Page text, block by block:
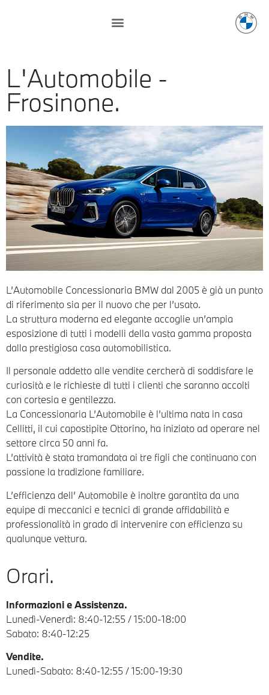
L'Automobile -
Frosinone.
L’Automobile Concessionaria BMW dal 2005 è già un punto
di riferimento sia per il nuovo che per l’usato.
La struttura moderna ed elegante accoglie un’ampia
esposizione di tutti i modelli della vasta gamma proposta
dalla prestigiosa casa automobilistica.
Il personale addetto alle vendite cercherà di soddisfare le
curiosità e le richieste di tutti i clienti che saranno accolti
con cortesia e gentilezza.
La Concessionaria L’Automobile è l’ultima nata in casa
Cellitti, il cui capostipite Ottorino, ha iniziato ad operare nel
settore circa 50 anni fa.
L’attività è stata tramandata ai tre figli che continuano con
passione la tradizione familiare.
L’efficienza dell’ Automobile è inoltre garantita da una
equipe di meccanici e tecnici di grande affidabilità e
professionalità in grado di intervenire con efficienza su
qualunque vettura.
Orari.
Informazioni e Assistenza.
Lunedì-Venerdì: 8:40-12:55 / 15:00-18:00
Sabato: 8:40-12:25
Vendite.
Lunedì-Sabato: 8:40-12:55 / 15:00-19:30